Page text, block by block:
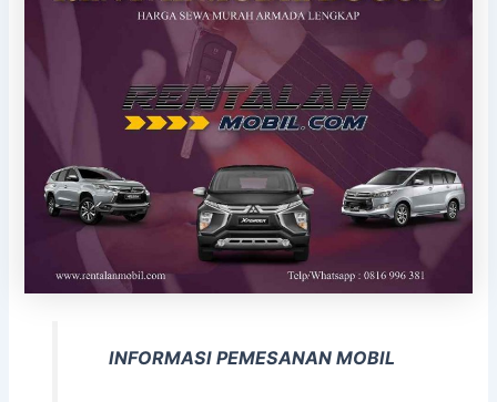
INFORMASI PEMESANAN MOBIL